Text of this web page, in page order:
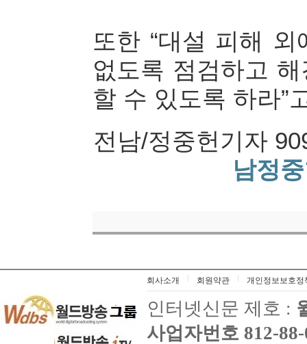
또한 “대설 피해
없도록 점검하고
할 수 있도록 하라”
전남/정중헌기자
남정
회사소개 회원약관 개인정보보호정
인터넷신문 제호 :
사업자번호 812-